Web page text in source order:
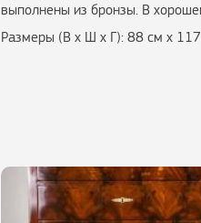
выполнены из бронзы. В
Размеры (В х Ш х Г): 88 см х